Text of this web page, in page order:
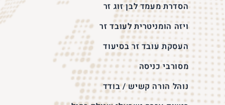
הסדרת מעמד לבן זוג זר
ויזה הומניטרית לעובד זר
העסקת עובד זר בסיעוד
מסורבי כניסה
נוהל הורה קשיש / בודד